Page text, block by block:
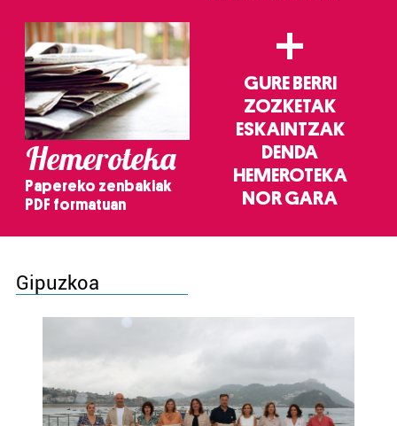
Hemeroteka
Papereko zenbakiak
PDF formatuan
+
GURE BERRI
ZOZKETAK
ESKAINTZAK
DENDA
HEMEROTEKA
NOR GARA
Gipuzkoa